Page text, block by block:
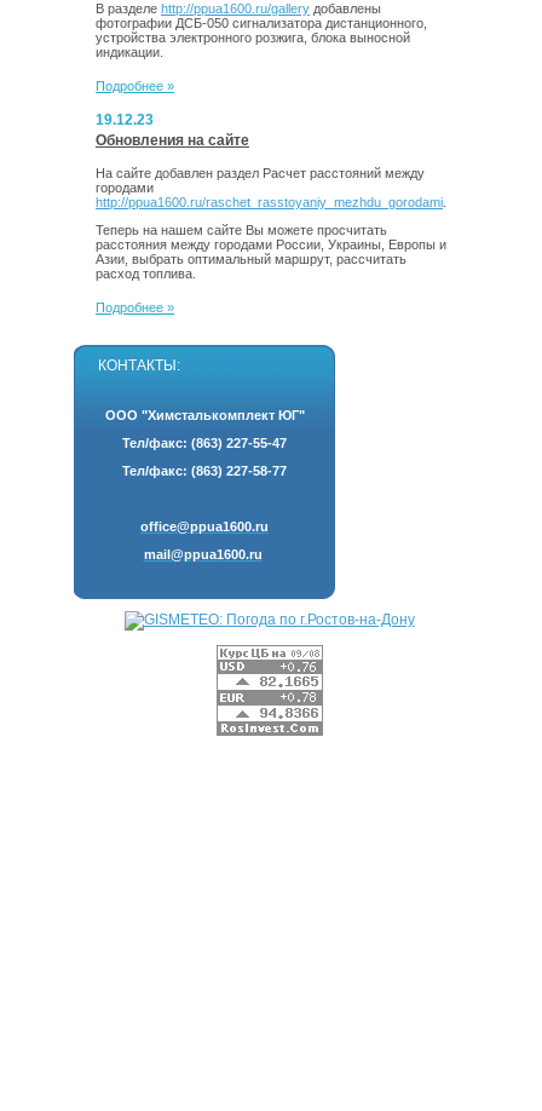
В разделе http://ppua1600.ru/gallery добавлены
фотографии ДСБ-050 сигнализатора дистанционного,
устройства электронного розжига, блока выносной
индикации.
Подробнее »
19.12.23
Обновления на сайте
На сайте добавлен раздел Расчет расстояний между
городами
http://ppua1600.ru/raschet_rasstoyaniy_mezhdu_gorodami
Теперь на нашем сайте Вы можете просчитать
расстояния между городами России, Украины, Европы и
Азии, выбрать оптимальный маршрут, рассчитать
расход топлива.
Подробнее »
КОНТАКТЫ:
ООО "Химсталькомплект ЮГ"
Тел/факс: (863) 227-55-47
Тел/факс: (863) 227-58-77
office@ppua1600.ru
mail@ppua1600.ru